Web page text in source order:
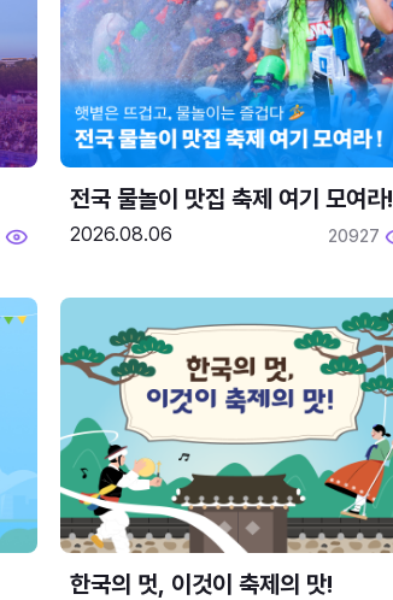
전국 물놀이 맛집 축제 여기 모여라!
2026.08.06 20927
한국의 멋, 이것이 축제의 맛!